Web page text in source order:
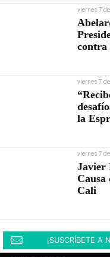
viernes 7
contra
viernes 7
la
viernes 7
Javier
Causa
Cali
¡SUSCRÍBETE A